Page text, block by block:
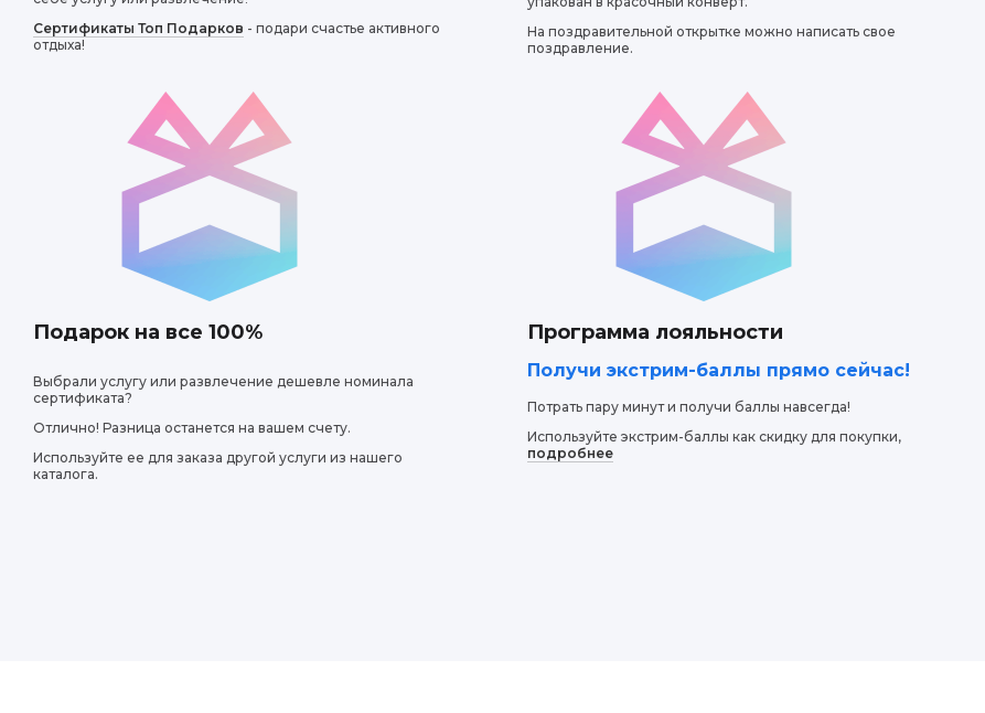
Сертификаты Топ Подарков - подари счастье активного
отдыха!
На поздравительной открытке можно написать свое
поздравление.
Подарок на все 100%
Выбрали услугу или развлечение дешевле номинала
сертификата?
Отлично! Разница останется на вашем счету.
Используйте ее для заказа другой услуги из нашего
каталога.
Программа лояльности
Получи экстрим-баллы прямо сейчас!
Потрать пару минут и получи баллы навсегда!
Используйте экстрим-баллы как скидку для покупки,
подробнее